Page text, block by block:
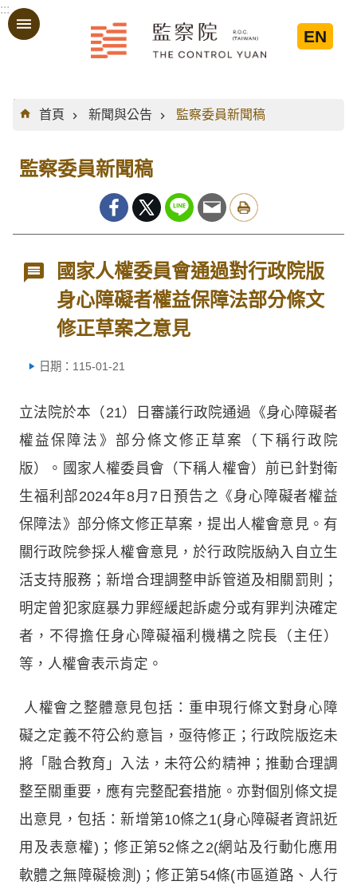
跳到主要內容區塊
:::
EN
:::
首頁
新聞與公告 監察委員新聞稿
監察委員新聞稿
國家人權委員會通過對行政院版
身心障礙者權益保障法部分條文
修正草案之意見
日期：115-01-21
立法院於本（21）日審議行政院通過《身心障礙者
權益保障法》部分條文修正草案（下稱行政院
版）。國家人權委員會（下稱人權會）前已針對衛
生福利部2024年8月7日預告之《身心障礙者權益
保障法》部分條文修正草案，提出人權會意見。有
關行政院參採人權會意見，於行政院版納入自立生
活支持服務；新增合理調整申訴管道及相關罰則；
明定曾犯家庭暴力罪經緩起訴處分或有罪判決確定
者，不得擔任身心障礙福利機構之院長（主任）
等，人權會表示肯定。
人權會之整體意見包括：重申現行條文對身心障
礙之定義不符公約意旨，亟待修正；行政院版迄未
將「融合教育」入法，未符公約精神；推動合理調
整至關重要，應有完整配套措施。亦對個別條文提
出意見，包括：新增第10條之1(身心障礙者資訊近
用及表意權)；修正第52條之2(網站及行動化應用
軟體之無障礙檢測)；修正第54條(市區道路、人行